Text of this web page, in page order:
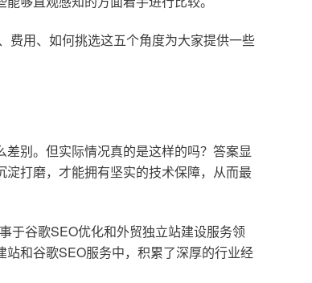
费用、如何挑选这五个角度为大家提供一些
别。但实际情况真的是这样的吗？答案显
打磨，才能拥有坚实的技术保障，从而最
于谷歌SEO优化和外贸独立站建设服务领
和谷歌SEO服务中，积累了深厚的行业经